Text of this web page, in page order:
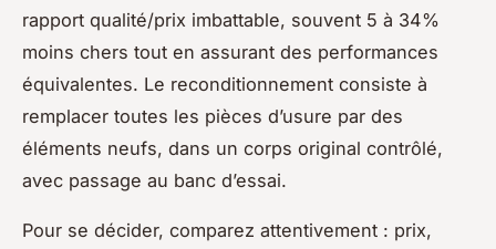
rapport qualité/prix imbattable, souvent 5 à 34%
moins chers tout en assurant des performances
équivalentes. Le reconditionnement consiste à
remplacer toutes les pièces d’usure par des
éléments neufs, dans un corps original contrôlé,
avec passage au banc d’essai.
Pour se décider, comparez attentivement : prix,